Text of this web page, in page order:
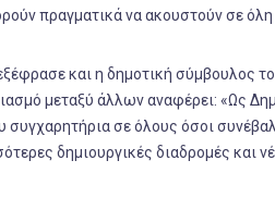
πραγματικά να ακουστούν σε
και η δημοτική σύμβουλος
μεταξύ άλλων αναφέρει: «Ως
σε όλους όσοι
δημιουργικές διαδρομές και